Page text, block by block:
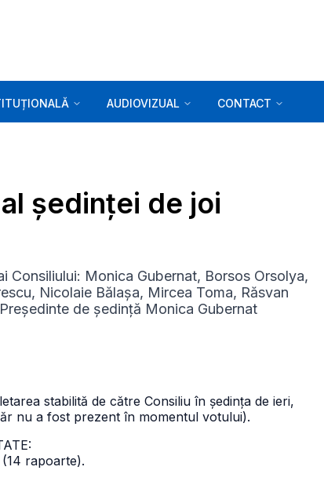
AUDIOVIZUAL CONTACT
ședinței de joi
Consiliului: Monica Gubernat, Borsos Orsolya,
Nicolaie Bălașa, Mircea Toma, Răsvan
de ședință Monica Gubernat
stabilită de către Consiliu în ședința de ieri,
nu a fost prezent în momentul votului).
rapoarte).